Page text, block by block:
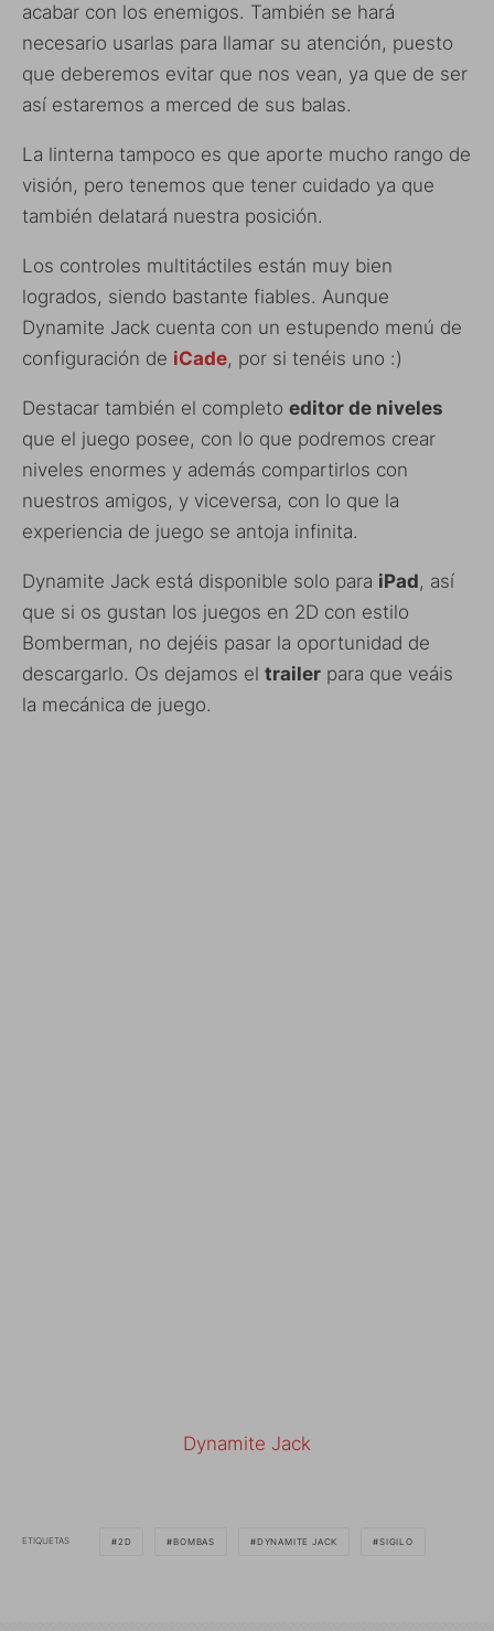
acabar con los enemigos. También se hará
necesario usarlas para llamar su atención, puesto
que deberemos evitar que nos vean, ya que de ser
así estaremos a merced de sus balas.
La linterna tampoco es que aporte mucho rango de
visión, pero tenemos que tener cuidado ya que
también delatará nuestra posición.
Los controles multitáctiles están muy bien
logrados, siendo bastante fiables. Aunque
Dynamite Jack cuenta con un estupendo menú de
configuración de iCade, por si tenéis uno :)
Destacar también el completo editor de niveles
que el juego posee, con lo que podremos crear
niveles enormes y además compartirlos con
nuestros amigos, y viceversa, con lo que la
experiencia de juego se antoja infinita.
Dynamite Jack está disponible solo para iPad, así
que si os gustan los juegos en 2D con estilo
Bomberman, no dejéis pasar la oportunidad de
descargarlo. Os dejamos el trailer para que veáis
la mecánica de juego.
Dynamite Jack
ETIQUETAS 2D BOMBAS DYNAMITE JACK SIGILO